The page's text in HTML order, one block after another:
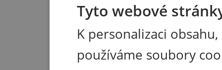
Tyto webové
K personalizaci
používáme soubory